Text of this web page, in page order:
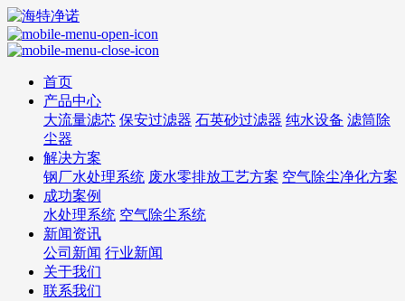
首页
产品中心
大流量滤芯 保安过滤器 石英砂过滤器 纯水设备 滤筒除
尘器
解决方案
钢厂水处理系统 废水零排放工艺方案 空气除尘净化方案
成功案例
水处理系统 空气除尘系统
新闻资讯
公司新闻 行业新闻
关于我们
联系我们